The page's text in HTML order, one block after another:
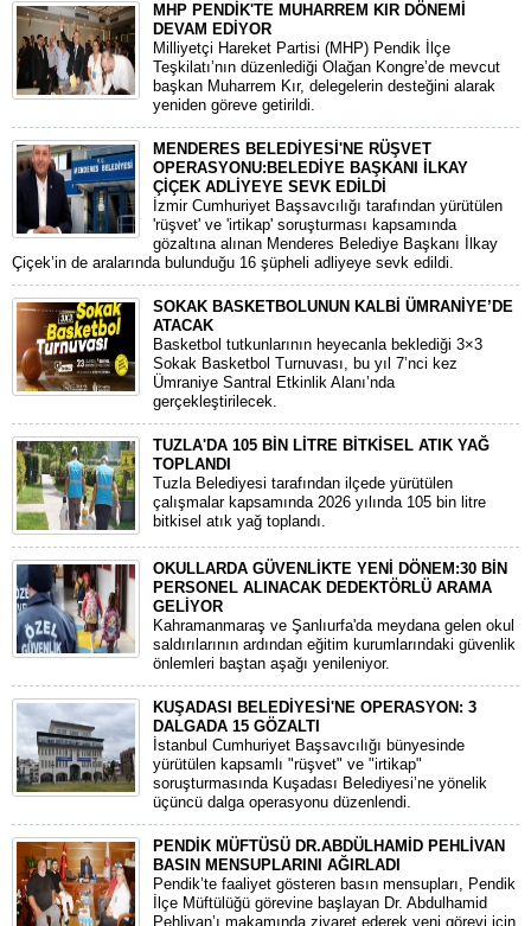
MHP PENDİK'TE MUHARREM KIR DÖNEMİ
DEVAM EDİYOR
​Milliyetçi Hareket Partisi (MHP) Pendik İlçe
Teşkilatı’nın düzenlediği Olağan Kongre’de mevcut
başkan Muharrem Kır, delegelerin desteğini alarak
yeniden göreve getirildi.
MENDERES BELEDİYESİ'NE RÜŞVET
OPERASYONU:BELEDİYE BAŞKANI İLKAY
ÇİÇEK ADLİYEYE SEVK EDİLDİ
​İzmir Cumhuriyet Başsavcılığı tarafından yürütülen
'rüşvet' ve 'irtikap' soruşturması kapsamında
gözaltına alınan Menderes Belediye Başkanı İlkay
Çiçek’in de aralarında bulunduğu 16 şüpheli adliyeye sevk edildi.
SOKAK BASKETBOLUNUN KALBİ ÜMRANİYE’DE
ATACAK
Basketbol tutkunlarının heyecanla beklediği 3×3
Sokak Basketbol Turnuvası, bu yıl 7’nci kez
Ümraniye Santral Etkinlik Alanı’nda
gerçekleştirilecek.
TUZLA'DA 105 BİN LİTRE BİTKİSEL ATIK YAĞ
TOPLANDI
Tuzla Belediyesi tarafından ilçede yürütülen
çalışmalar kapsamında 2026 yılında 105 bin litre
bitkisel atık yağ toplandı.
OKULLARDA GÜVENLİKTE YENİ DÖNEM:30 BİN
PERSONEL ALINACAK DEDEKTÖRLÜ ARAMA
GELİYOR
​Kahramanmaraş ve Şanlıurfa'da meydana gelen okul
saldırılarının ardından eğitim kurumlarındaki güvenlik
önlemleri baştan aşağı yenileniyor.
KUŞADASI BELEDİYESİ'NE OPERASYON: 3
DALGADA 15 GÖZALTI
​İstanbul Cumhuriyet Başsavcılığı bünyesinde
yürütülen kapsamlı "rüşvet" ve "irtikap"
soruşturmasında Kuşadası Belediyesi’ne yönelik
üçüncü dalga operasyonu düzenlendi.
PENDİK MÜFTÜSÜ DR.ABDÜLHAMİD PEHLİVAN
BASIN MENSUPLARINI AĞIRLADI
​Pendik’te faaliyet gösteren basın mensupları, Pendik
İlçe Müftülüğü görevine başlayan Dr. Abdulhamid
Pehlivan’ı makamında ziyaret ederek yeni görevi için